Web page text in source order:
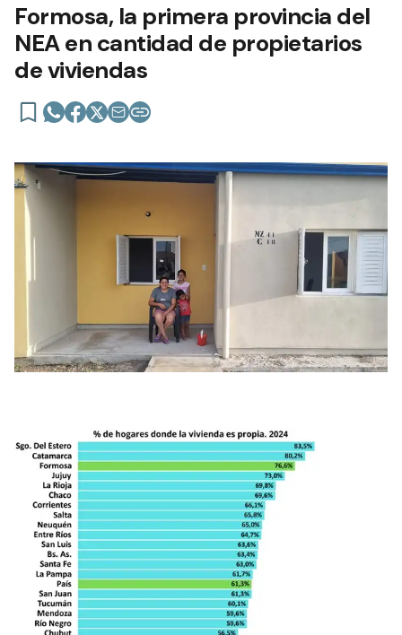
Formosa, la primera provincia del
NEA en cantidad de propietarios
de viviendas